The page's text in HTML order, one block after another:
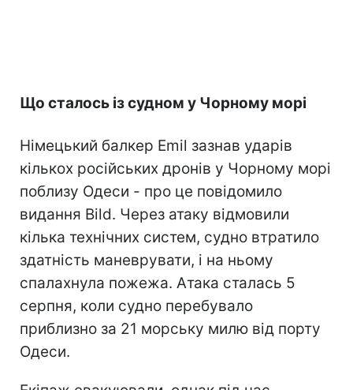
Що сталось із судном у Чорному морі
Німецький балкер Emil зазнав ударів
кількох російських дронів у Чорному морі
поблизу Одеси - про це повідомило
видання Bild. Через атаку відмовили
кілька технічних систем, судно втратило
здатність маневрувати, і на ньому
спалахнула пожежа. Атака сталась 5
серпня, коли судно перебувало
приблизно за 21 морську милю від порту
Одеси.